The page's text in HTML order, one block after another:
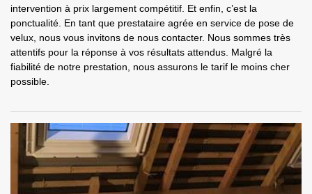
intervention à prix largement compétitif. Et enfin, c’est la
ponctualité. En tant que prestataire agrée en service de pose de
velux, nous vous invitons de nous contacter. Nous sommes très
attentifs pour la réponse à vos résultats attendus. Malgré la
fiabilité de notre prestation, nous assurons le tarif le moins cher
possible.